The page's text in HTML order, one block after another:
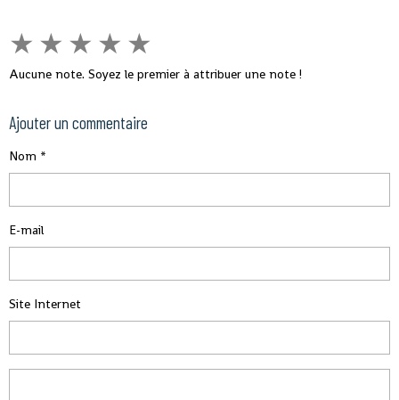
★ ★ ★ ★ ★
Aucune note. Soyez le premier à attribuer une note !
Ajouter un commentaire
Nom
E-mail
Site Internet